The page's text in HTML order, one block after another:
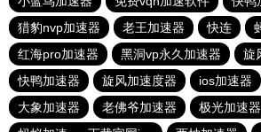
猎豹nvp加速器
老王加速器 快连
红海pro加速器
黑洞vp永久加速器
旋
快鸭加速器
旋风加速度器 ios加速器
大象加速器
老佛爷加速器
极光加速器